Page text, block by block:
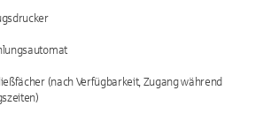
(nach Verfügbarkeit, Zugang während